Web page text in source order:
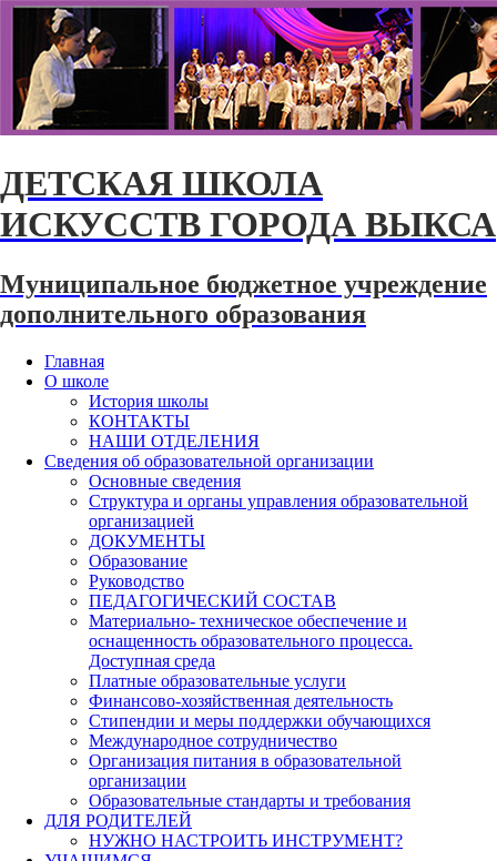
ДЕТСКАЯ ШКОЛА
ИСКУССТВ ГОРОДА ВЫКСА
Муниципальное бюджетное учреждение
дополнительного образования
Главная
О школе
История школы
КОНТАКТЫ
НАШИ ОТДЕЛЕНИЯ
Сведения об образовательной организации
Основные сведения
Структура и органы управления образовательной
организацией
ДОКУМЕНТЫ
Образование
Руководство
ПЕДАГОГИЧЕСКИЙ СОСТАВ
Материально- техническое обеспечение и
оснащенность образовательного процесса.
Доступная среда
Платные образовательные услуги
Финансово-хозяйственная деятельность
Стипендии и меры поддержки обучающихся
Международное сотрудничество
Организация питания в образовательной
организации
Образовательные стандарты и требования
ДЛЯ РОДИТЕЛЕЙ
НУЖНО НАСТРОИТЬ ИНСТРУМЕНТ?